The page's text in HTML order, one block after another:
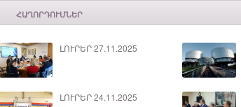
ՀԱՂՈՐԴՈՒՄՆԵՐ
ԼՈՒՐԵՐ 27.11.2025
ԼՈՒՐԵՐ 24.11.2025